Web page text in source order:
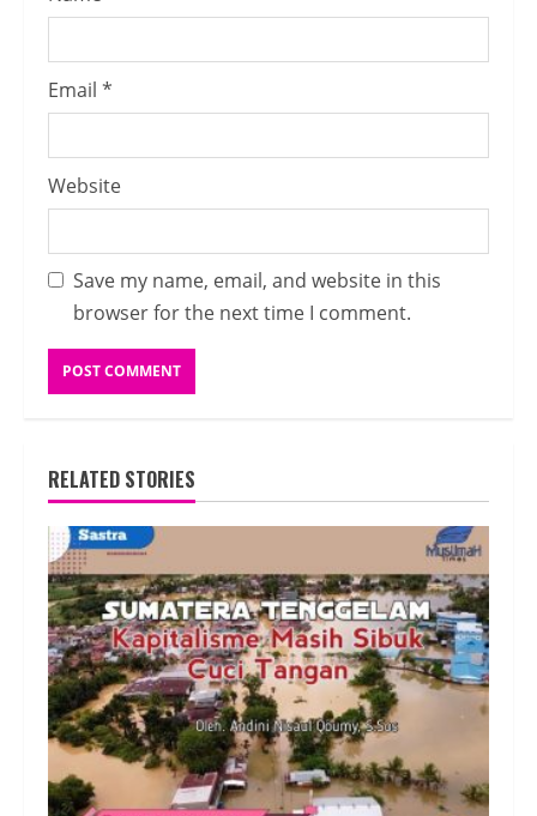
Email *
Website
Save my name, email, and website in this
browser for the next time I comment.
RELATED STORIES